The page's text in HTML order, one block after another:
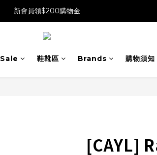
新會員領$200購物金
Sale 鞋靴區 Brands 購物須知
[CAYL]